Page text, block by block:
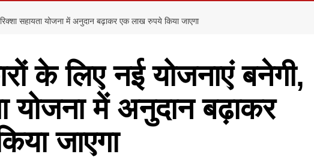
सहायता योजना में अनुदान बढ़ाकर एक लाख रुपये किया जाएगा
के लिए नई योजनाएं बनेगी,
योजना में अनुदान बढ़ाकर
जाएगा